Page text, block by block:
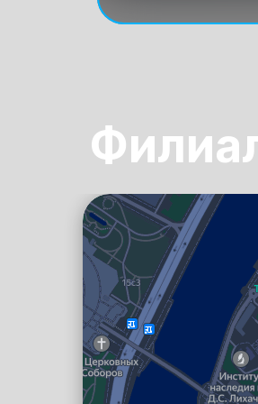
Москва
Яндекс Карты